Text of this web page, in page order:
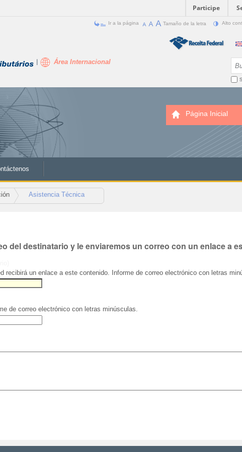
Participe
Ir a la página Tamaño de la letra Alto
Área Internacional
Página Inicial
Asistencia Técnica
del destinatario y le enviaremos un correo con un enlace a
recibirá un enlace a este contenido. Informe de correo electrónico con letras
de correo electrónico con letras minúsculas.